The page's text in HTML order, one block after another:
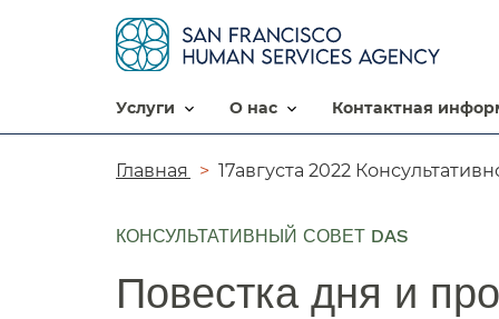
услуги​​ о нас​​ контактная
Цепочка
Главная​​ 17августа 2022
КОНСУЛЬТАТИВНЫЙ СОВЕТ DAS
Повестка дня и